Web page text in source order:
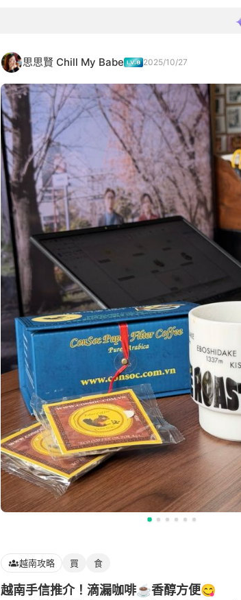
思思賢 Chill My Babe 2025/10/27
越南攻略 買 食
越南手信推介！滴漏咖啡☕️香醇方便😋